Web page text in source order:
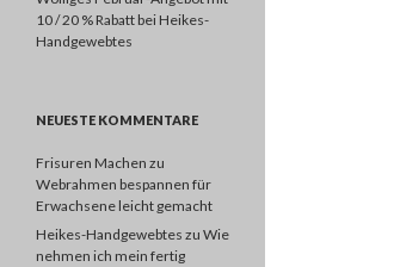
10 / 20 % Rabatt bei Heikes-
Handgewebtes
NEUESTE KOMMENTARE
Frisuren Machen zu
Webrahmen bespannen für
Erwachsene leicht gemacht
Heikes-Handgewebtes zu Wie
nehmen ich mein fertig